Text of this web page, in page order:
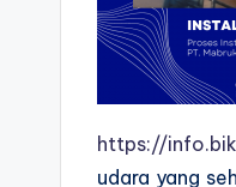
https://
udara yang